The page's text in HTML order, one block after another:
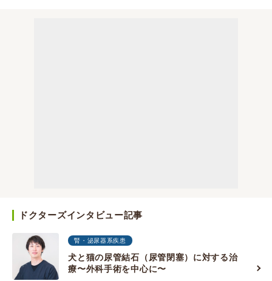
ドクターズインタビュー記事
腎・泌尿器系疾患
犬と猫の尿管結石（尿管閉塞）に対する治
療〜外科手術を中心に〜